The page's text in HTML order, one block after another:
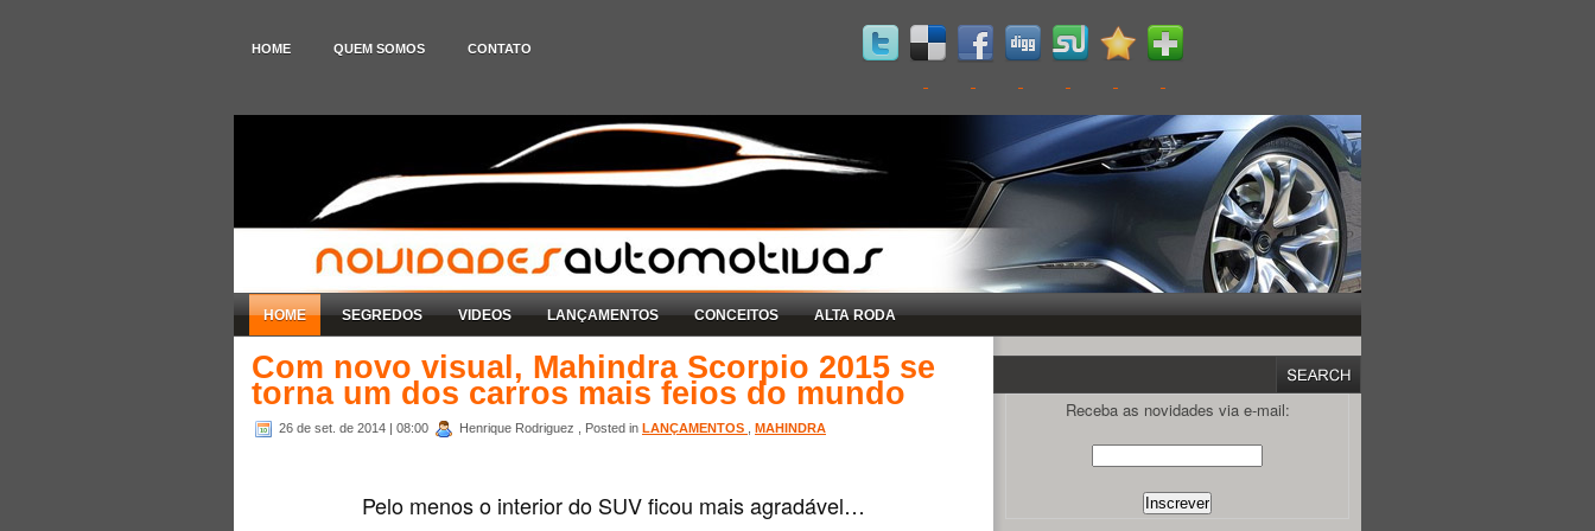
HOME QUEM SOMOS CONTATO
HOME SEGREDOS VIDEOS LANÇAMENTOS CONCEITOS ALTA RODA
Com novo visual, Mahindra Scorpio 2015 se
torna um dos carros mais feios do mundo
26 de set. de 2014 | 08:00 Henrique Rodriguez , Posted in LANÇAMENTOS MAHINDRA
Pelo menos o interior do SUV ficou mais agradável…
Receba as novidades via e-mail: